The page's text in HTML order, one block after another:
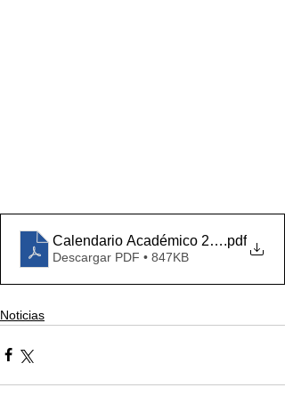
Calendario Académico 2024.pdf
Descargar PDF • 847KB
Noticias